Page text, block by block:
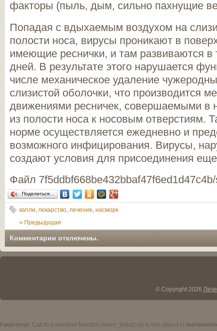
факторы (пыль, дым, сильно пахнущие
Попадая с вдыхаемым воздухом на
полости носа, вирусы проникают в
имеющие реснички, и там развиваются в
дней. В результате этого нарушается
числе механическое удаление
слизистой оболочки, что производится
движениями ресничек, совершаемыми в
из полости носа к носовым отверстиям.
норме осуществляется ежедневно и
возможного инфицирования. Вирусы,
создают условия для присоединения
Файл
Поделиться…
капли, лекарство, лечение, насморк
« Предыдущая
Комментарии отключены.
© Copyright 2026
Fatal error: Call to a member function return_links() on a non-object in /var/www/